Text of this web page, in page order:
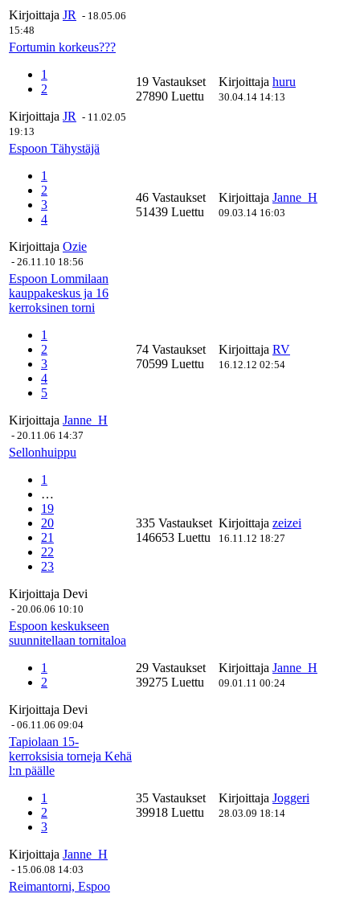
Kirjoittaja JR - 18.05.06
15:48
Fortumin korkeus???
1
2
Kirjoittaja JR - 11.02.05
19:13
19 Vastaukset
27890 Luettu
Kirjoittaja huru
30.04.14 14:13
Espoon Tähystäjä
1
2
3
4
Kirjoittaja Ozie
- 26.11.10 18:56
46 Vastaukset
51439 Luettu
Kirjoittaja Janne_H
09.03.14 16:03
Espoon Lommilaan
kauppakeskus ja 16
kerroksinen torni
1
2
3
4
5
Kirjoittaja Janne_H
- 20.11.06 14:37
74 Vastaukset
70599 Luettu
Kirjoittaja RV
16.12.12 02:54
Sellonhuippu
1
…
19
20
21
22
23
Kirjoittaja Devi
- 20.06.06 10:10
335 Vastaukset
146653 Luettu
Kirjoittaja zeizei
16.11.12 18:27
Espoon keskukseen
suunnitellaan tornitaloa
1
2
Kirjoittaja Devi
- 06.11.06 09:04
29 Vastaukset
39275 Luettu
Kirjoittaja Janne_H
09.01.11 00:24
Tapiolaan 15-
kerroksisia torneja Kehä
l:n päälle
1
2
3
Kirjoittaja Janne_H
- 15.06.08 14:03
35 Vastaukset
39918 Luettu
Kirjoittaja Joggeri
28.03.09 18:14
Reimantorni, Espoo